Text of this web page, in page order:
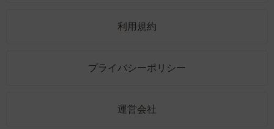
利用規約
プライバシーポリシー
運営会社